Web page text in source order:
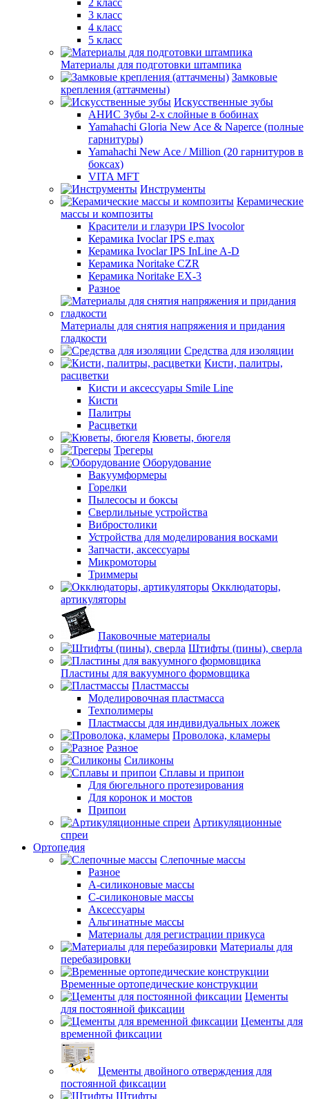
2 класс
3 класс
4 класс
5 класс
Материалы для подготовки штампика
Замковые
крепления (аттачмены)
Искусственные зубы
АНИС Зубы 2-х слойные в бобинах
Yamahachi Gloria New Ace & Naperce (полные
гарнитуры)
Yamahachi New Ace / Million (20 гарнитуров в
боксах)
VITA MFT
Инструменты
Керамические
массы и композиты
Красители и глазури IPS Ivocolor
Керамика Ivoclar IPS e.max
Керамика Ivoclar IPS InLine A-D
Керамика Noritake CZR
Керамика Noritake EX-3
Разное
Материалы для снятия напряжения и придания
гладкости
Средства для изоляции
Кисти, палитры,
расцветки
Кисти и аксессуары Smile Line
Кисти
Палитры
Расцветки
Кюветы, бюгеля
Трегеры
Оборудование
Вакуумформеры
Горелки
Пылесосы и боксы
Сверлильные устройства
Вибростолики
Устройства для моделирования восками
Запчасти, аксессуары
Микромоторы
Триммеры
Окклюдаторы,
артикуляторы
Паковочные материалы
Штифты (пины), сверла
Пластины для вакуумного формовщика
Пластмассы
Моделировочная пластмасса
Техполимеры
Пластмассы для индивидуальных ложек
Проволока, кламеры
Разное
Силиконы
Сплавы и припои
Для бюгельного протезирования
Для коронок и мостов
Припои
Артикуляционные
спреи
Ортопедия
Слепочные массы
Разное
А-силиконовые массы
С-силиконовые массы
Аксессуары
Альгинатные массы
Материалы для регистрации прикуса
Материалы для
перебазировки
Временные ортопедические конструкции
Цементы
для постоянной фиксации
Цементы для
временной фиксации
Цементы двойного отверждения для
постоянной фиксации
Штифты